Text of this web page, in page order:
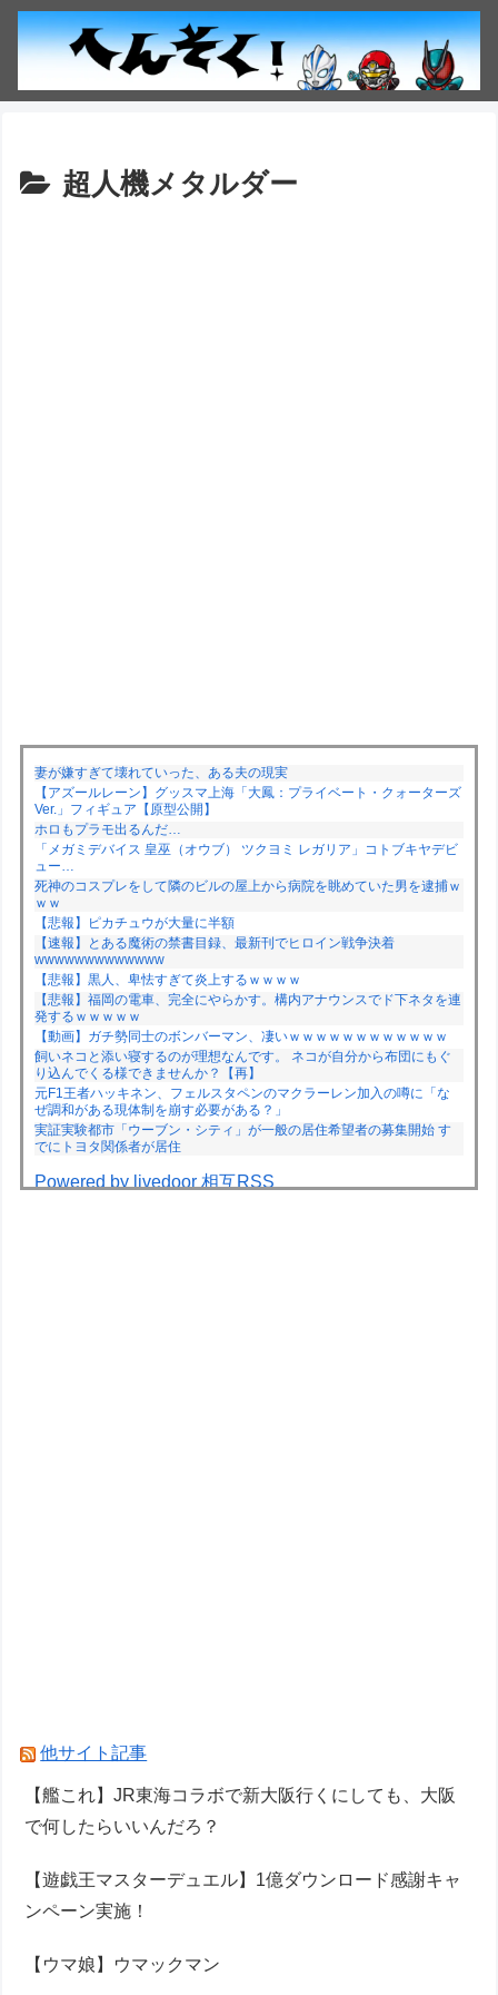
超人機メタルダー
妻が嫌すぎて壊れていった、ある夫の現実
【アズールレーン】グッスマ上海「大鳳：プライベート・クォーターズ
Ver.」フィギュア【原型公開】
ホロもプラモ出るんだ…
「メガミデバイス 皇巫（オウブ） ツクヨミ レガリア」コトブキヤデビ
ュー…
死神のコスプレをして隣のビルの屋上から病院を眺めていた男を逮捕ｗ
ｗｗ
【悲報】ピカチュウが大量に半額
【速報】とある魔術の禁書目録、最新刊でヒロイン戦争決着
wwwwwwwwwwwww
【悲報】黒人、卑怯すぎて炎上するｗｗｗｗ
【悲報】福岡の電車、完全にやらかす。構内アナウンスでド下ネタを連
発するｗｗｗｗｗ
【動画】ガチ勢同士のボンバーマン、凄いｗｗｗｗｗｗｗｗｗｗｗｗ
飼いネコと添い寝するのが理想なんです。 ネコが自分から布団にもぐ
り込んでくる様できませんか？【再】
元F1王者ハッキネン、フェルスタペンのマクラーレン加入の噂に「な
ぜ調和がある現体制を崩す必要がある？」
実証実験都市「ウーブン・シティ」が一般の居住希望者の募集開始 す
でにトヨタ関係者が居住
Powered by livedoor 相互RSS
他サイト記事
【艦これ】JR東海コラボで新大阪行くにしても、大阪
で何したらいいんだろ？
【遊戯王マスターデュエル】1億ダウンロード感謝キャ
ンペーン実施！
【ウマ娘】ウマックマン